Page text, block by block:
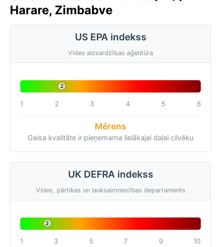
Harare, Zimbabve
US EPA indekss
Vides aizsardzības aģentūra
2
1 2 3 4 5 6
Mērens
Gaisa kvalitāte ir pieņemama lielākajai daļai cilvēku
UK DEFRA indekss
Vides, pārtikas un lauksaimniecības departaments
2
1 3 5 7 9 10